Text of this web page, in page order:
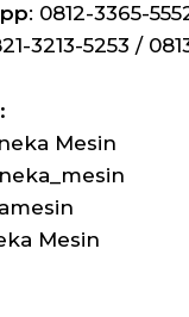
: 0812-3365-
3213-5253 /
Mesin
Mesin